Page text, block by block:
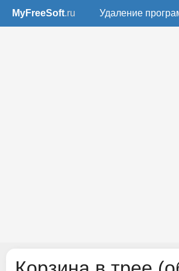
MyFreeSoft.ru Удаление